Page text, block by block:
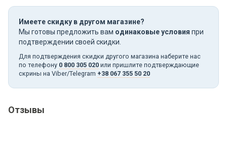
Имеете скидку в другом магазине?
Мы готовы предложить вам одинаковые условия при
подтверждении своей скидки.
Для подтверждения скидки другого магазина наберите нас
по телефону 0 800 305 020 или пришлите подтверждающие
скрины на Viber/Telegram +38 067 355 50 20
Отзывы